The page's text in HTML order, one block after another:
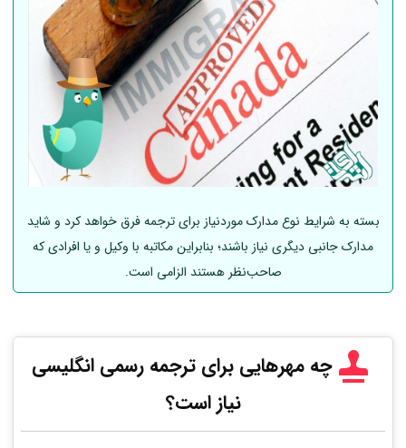
بسته به شرایط نوع مدارک موردنیاز برای ترجمه فرق خواهد کرد و شاید
مدارک جانبی دیگری نیاز باشند؛ بنابراین مکاتبه با وکیل و یا افرادی که
صاحب‌نظر هستند الزامی است.
چه مهرهایی برای ترجمه رسمی انگلیسی
نیاز است؟